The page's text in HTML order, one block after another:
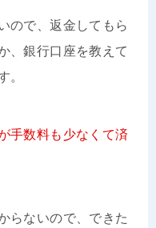
ので、返金してもら
、銀行口座を教えて
。
手数料も少なくて済
らないので、できた